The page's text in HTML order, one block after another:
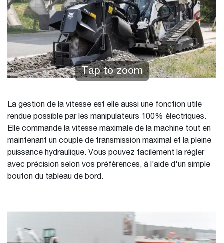
Tap to zoom
La gestion de la vitesse est elle aussi une fonction utile
rendue possible par les manipulateurs 100% électriques.
Elle commande la vitesse maximale de la machine tout en
maintenant un couple de transmission maximal et la pleine
puissance hydraulique. Vous pouvez facilement la régler
avec précision selon vos préférences, à l’aide d'un simple
bouton du tableau de bord.